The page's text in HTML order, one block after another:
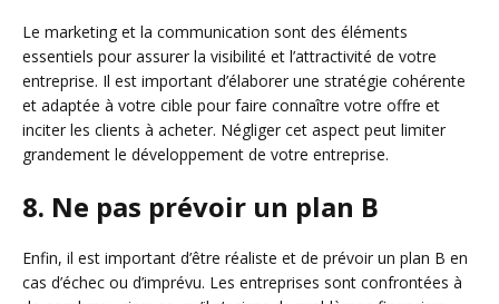
Le marketing et la communication sont des éléments
essentiels pour assurer la visibilité et l’attractivité de votre
entreprise. Il est important d’élaborer une stratégie cohérente
et adaptée à votre cible pour faire connaître votre offre et
inciter les clients à acheter. Négliger cet aspect peut limiter
grandement le développement de votre entreprise.
8. Ne pas prévoir un plan B
Enfin, il est important d’être réaliste et de prévoir un plan B en
cas d’échec ou d’imprévu. Les entreprises sont confrontées à